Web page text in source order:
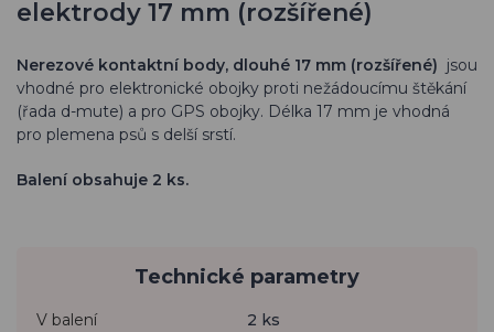
elektrody 17 mm (rozšířené)
Nerezové kontaktní body, dlouhé 17 mm (rozšířené) jsou
vhodné pro elektronické obojky proti nežádoucímu štěkání
(řada d-mute) a pro GPS obojky. Délka 17 mm je vhodná
pro plemena psů s delší srstí.
Balení obsahuje 2 ks.
Technické parametry
V balení 2 ks